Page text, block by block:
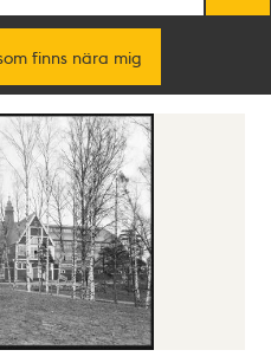
finns nära mig